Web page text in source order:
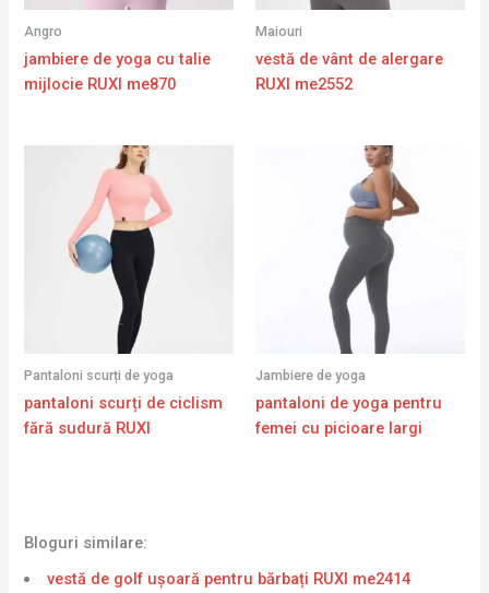
Angro
jambiere de yoga cu talie
mijlocie RUXI me870
Maiouri
vestă de vânt de alergare
RUXI me2552
Pantaloni scurți de yoga
pantaloni scurți de ciclism
fără sudură RUXI
Jambiere de yoga
pantaloni de yoga pentru
femei cu picioare largi
Bloguri similare:
vestă de golf ușoară pentru bărbați RUXI me2414